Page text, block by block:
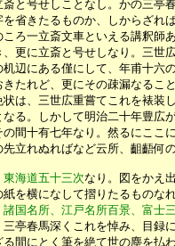
せしことなし。かの三亭春
たるものか、しからざれば
立斎文車といえる講釈師あ
立斎と号せしなり。三世広
ある僅にして、年甫十六の
ど、更にその疎漏なること
三世広重嘗てこれを裱装し
しかして明治二十年豊広が
有七年なり。然るにここに
ぬればなど云所、齟齬何の
東海道五十三次なり。図をかえ
横になして摺りたるものなれ
国名所、江戸名所百景、富士
春馬深くこれを悼み、目録に
にとく筆を絶て世の塵を払